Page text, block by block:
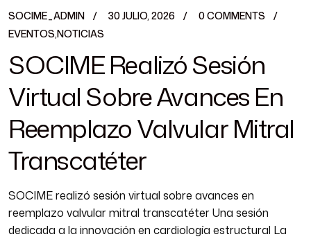
SOCIME_ADMIN 30 JULIO, 2026
0 COMMENTS
EVENTOS,NOTICIAS
SOCIME Realizó Sesión
Virtual Sobre Avances En
Reemplazo Valvular Mitral
Transcatéter
SOCIME realizó sesión virtual sobre avances en
reemplazo valvular mitral transcatéter Una sesión
dedicada a la innovación en cardiología estructural La